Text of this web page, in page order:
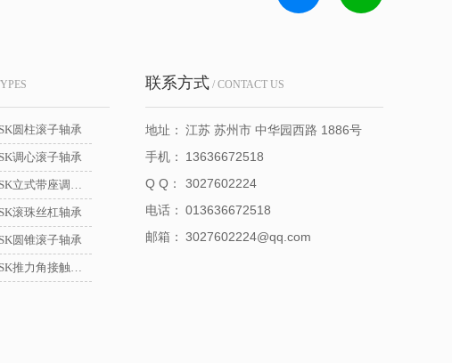
圆柱滚子轴承
调心滚子轴承
滚珠丝杠轴承
圆锥滚子轴承
联系方式/ CONTACT US
地址： 江苏 苏州市 中华园西路 1886号
手机：
13636672518
Q Q：
3027602224
电话： 013636672518
邮箱： 3027602224@qq.com